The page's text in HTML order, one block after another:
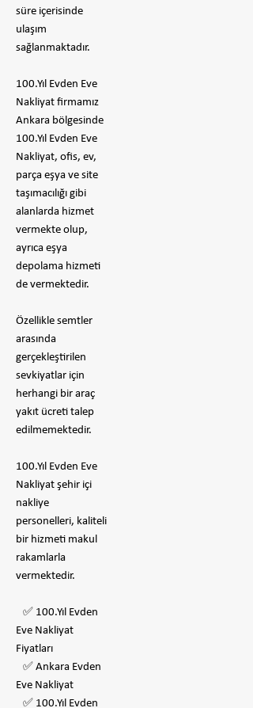
süre içerisinde
ulaşım
sağlanmaktadır.
100.Yıl Evden Eve
Nakliyat firmamız
Ankara bölgesinde
100.Yıl Evden Eve
Nakliyat, ofis, ev,
parça eşya ve site
taşımacılığı gibi
alanlarda hizmet
vermekte olup,
ayrıca eşya
depolama hizmeti
de vermektedir.
Özellikle semtler
arasında
gerçekleştirilen
sevkiyatlar için
herhangi bir araç
yakıt ücreti talep
edilmemektedir.
100.Yıl Evden Eve
Nakliyat şehir içi
nakliye
personelleri, kaliteli
bir hizmeti makul
rakamlarla
vermektedir.
✅ 100.Yıl Evden
Eve Nakliyat
Fiyatları
✅ Ankara Evden
Eve Nakliyat
✅ 100.Yıl Evden